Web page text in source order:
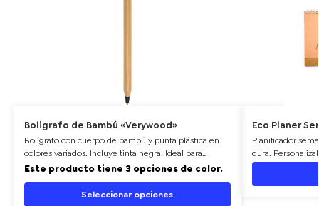
Boligrafo de Bambú «Verywood»
Bolígrafo con cuerpo de bambú y punta plástica en
colores variados. Incluye tinta negra. Ideal para
personalización como artículo promocional
Este producto tiene 3 opciones de color.
Seleccionar opciones
Eco Planer
Planificador
dura.